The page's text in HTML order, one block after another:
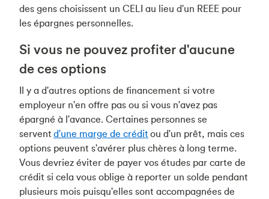
des gens choisissent un CELI au lieu d'un REEE pour
les épargnes personnelles.
Si vous ne pouvez profiter d'aucune
de ces options
Il y a d'autres options de financement si votre
employeur n'en offre pas ou si vous n'avez pas
épargné à l'avance. Certaines personnes se
servent d'une marge de crédit ou d'un prêt, mais ces
options peuvent s'avérer plus chères à long terme.
Vous devriez éviter de payer vos études par carte de
crédit si cela vous oblige à reporter un solde pendant
plusieurs mois puisqu'elles sont accompagnées de